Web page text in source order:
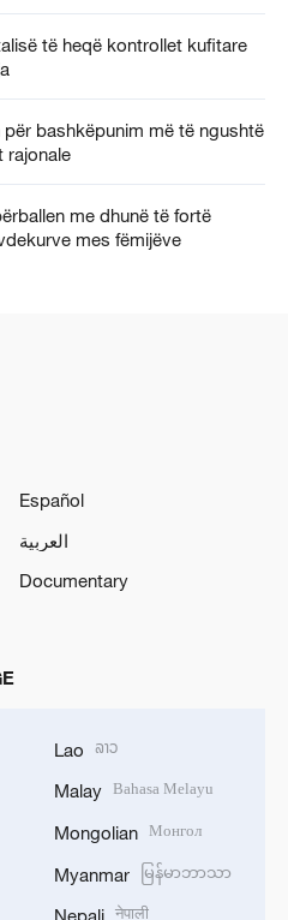
të heqë kontrollet kufitare
bashkëpunim më të ngushtë
rajonale
me dhunë të fortë
mes fëmijëve
Español
العربية
Documentary
Lao ລາວ
Malay Bahasa Melayu
Mongolian Монгол
Myanmar မြန်မာဘာသာ
Nepali नेपाली